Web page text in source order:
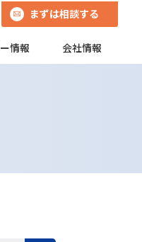
まずは相談する
情報 会社情報